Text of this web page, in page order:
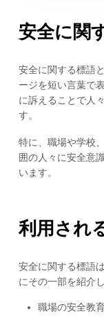
安全に関
安全に関する標語
ージを短い言葉で
に訴えることで人
す。
特に、職場や学校
囲の人々に安全意
います。
利用され
安全に関する標語
にその一部を紹介し
職場の安全教